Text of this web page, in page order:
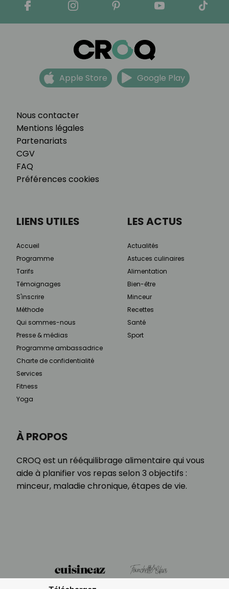
Nous contacter
Mentions légales
Partenariats
CGV
FAQ
Préférences cookies
Apple Store Google Play
À PROPOS
CROQ est un rééquilibrage alimentaire qui vous
aide à planifier vos repas selon 3 objectifs :
minceur, maladie chronique, étapes de vie.
LIENS UTILES
Accueil
Programme
Tarifs
Témoignages
S'inscrire
Méthode
Qui sommes-nous
Presse & médias
Programme ambassadrice
Charte de confidentialité
Services
Fitness
Yoga
LES ACTUS
Actualités
Astuces culinaires
Alimentation
Bien-être
Minceur
Recettes
Santé
Sport